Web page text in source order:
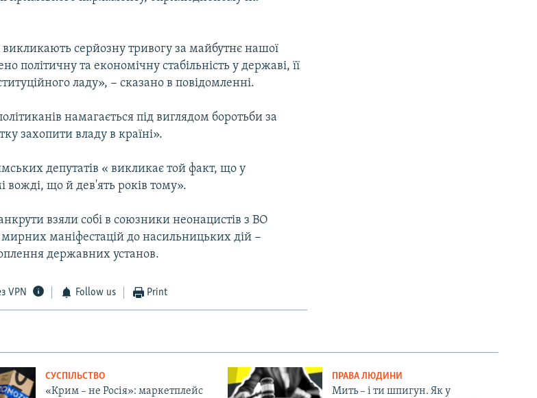
викликають серйозну тривогу за майбутнє нашої
політичну та економічну стабільність у державі, її
ладу», − сказано в повідомленні.
намагається під виглядом боротьби за
захопити владу в країні».
депутатів « викликає той факт, що у
вожді, що й дев'ять років тому».
взяли собі в союзники неонацистів з ВО
маніфестацій до насильницьких дій −
державних установ.
VPN Follow us Print
СУСПІЛЬСТВО
«Крим – не Росія»: маркетплейс
ПРАВА ЛЮДИНИ
Мить – і ти шпигун. Як у